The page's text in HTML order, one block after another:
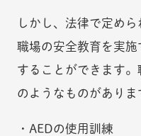
しかし、法律で定め
職場の安全教育を実
することができます
のようなものがありま
・AEDの使用訓練